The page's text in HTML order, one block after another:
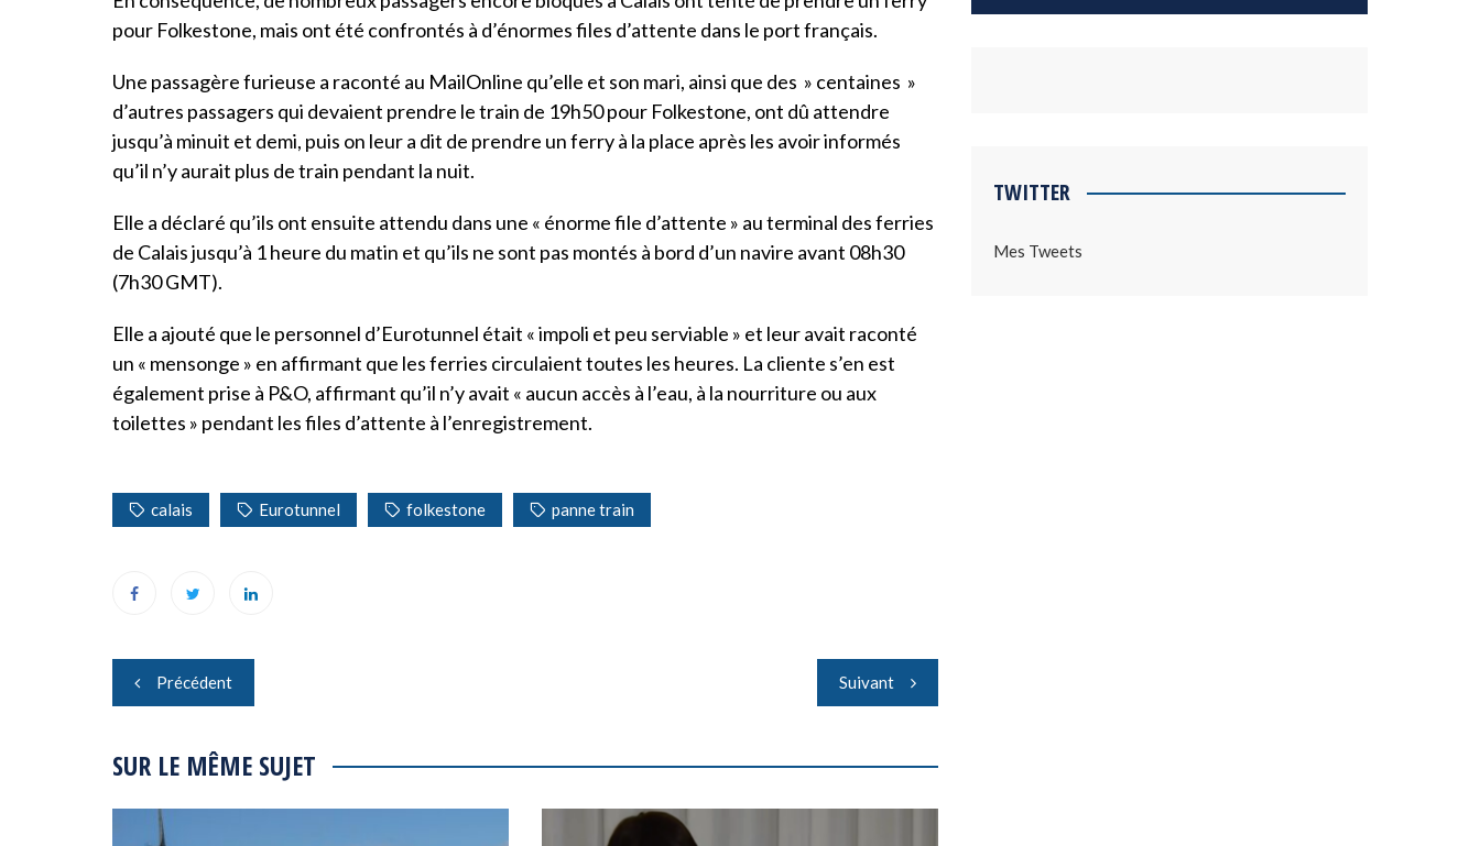
pour Folkestone, mais ont été confrontés à d’énormes files d’attente dans le port français.
Une passagère furieuse a raconté au MailOnline qu’elle et son mari, ainsi que des » centaines »
d’autres passagers qui devaient prendre le train de 19h50 pour Folkestone, ont dû attendre
jusqu’à minuit et demi, puis on leur a dit de prendre un ferry à la place après les avoir informés
qu’il n’y aurait plus de train pendant la nuit.
Elle a déclaré qu’ils ont ensuite attendu dans une « énorme file d’attente » au terminal des ferries
de Calais jusqu’à 1 heure du matin et qu’ils ne sont pas montés à bord d’un navire avant 08h30
(7h30 GMT).
Elle a ajouté que le personnel d’Eurotunnel était « impoli et peu serviable » et leur avait raconté
un « mensonge » en affirmant que les ferries circulaient toutes les heures. La cliente s’en est
également prise à P&O, affirmant qu’il n’y avait « aucun accès à l’eau, à la nourriture ou aux
toilettes » pendant les files d’attente à l’enregistrement.
calais Eurotunnel folkestone panne train
Navigation
de
l’article
Précédent Suivant
SUR LE MÊME SUJET
TWITTER
Mes Tweets